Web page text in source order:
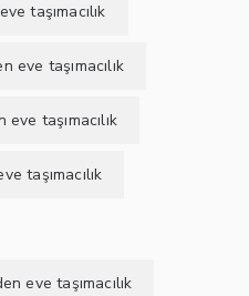
taşımacılık
eve taşımacılık
taşımacılık
taşımacılık
eve taşımacılık